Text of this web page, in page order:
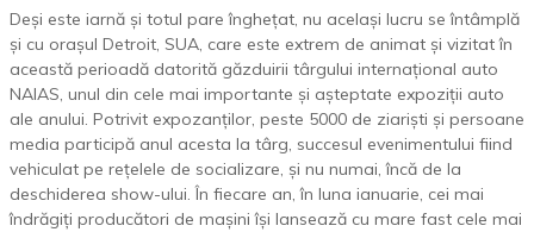
Deși este iarnă și totul pare înghețat, nu același lucru se întâmplă
și cu orașul Detroit, SUA, care este extrem de animat și vizitat în
această perioadă datorită găzduirii târgului internațional auto
NAIAS, unul din cele mai importante și așteptate expoziții auto
ale anului. Potrivit expozanților, peste 5000 de ziariști și persoane
media participă anul acesta la târg, succesul evenimentului fiind
vehiculat pe rețelele de socializare, și nu numai, încă de la
deschiderea show-ului. În fiecare an, în luna ianuarie, cei mai
îndrăgiți producători de mașini își lansează cu mare fast cele mai